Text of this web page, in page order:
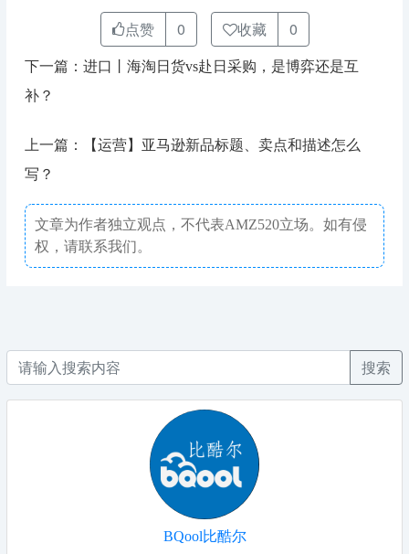
点赞 0 收藏 0
下一篇：进口丨海淘日货vs赴日采购，是博弈还是互
补？
上一篇：【运营】亚马逊新品标题、卖点和描述怎么
写？
文章为作者独立观点，不代表AMZ520立场。如有侵
权，请联系我们。
搜索
BQool比酷尔